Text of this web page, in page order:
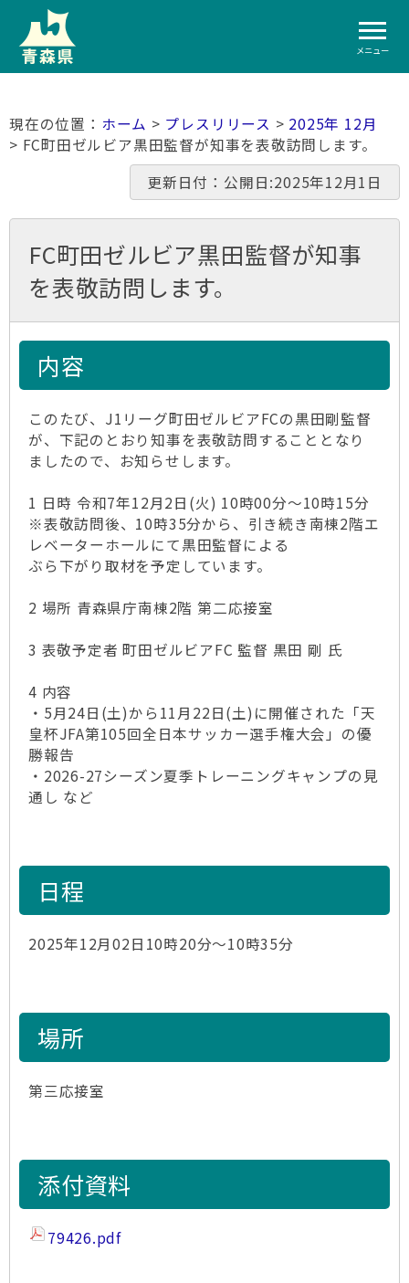
メニュー
ホーム > プレスリリース > 2025年 12月
> FC町田ゼルビア黒田監督が知事を表敬訪問します。
更新日付：公開日:2025年12月1日
FC町田ゼルビア黒田監督が知事
を表敬訪問します。
内容
このたび、J1リーグ町田ゼルビアFCの黒田剛監督
が、下記のとおり知事を表敬訪問することとなり
ましたので、お知らせします。
1 日時 令和7年12月2日(火) 10時00分～10時15分
※表敬訪問後、10時35分から、引き続き南棟2階エ
レベーターホールにて黒田監督による
ぶら下がり取材を予定しています。
2 場所 青森県庁南棟2階 第二応接室
3 表敬予定者 町田ゼルビアFC 監督 黒田 剛 氏
4 内容
・5月24日(土)から11月22日(土)に開催された「天
皇杯JFA第105回全日本サッカー選手権大会」の優
勝報告
・2026-27シーズン夏季トレーニングキャンプの見
通し など
日程
2025年12月02日10時20分～10時35分
場所
第三応接室
添付資料
79426.pdf